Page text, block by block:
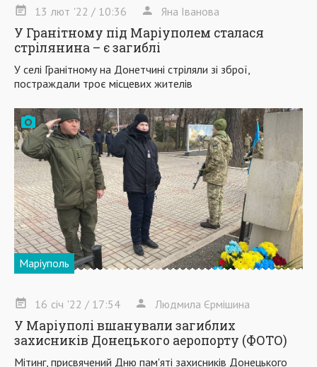
13 лют '22 / 10:36 Яна Іванова
У Гранітному під Маріуполем сталася
стрілянина – є загиблі
У селі Гранітному на Донетчині стріляли зі зброї,
постраждали троє місцевих жителів
Маріуполь
16 січ '22 / 17:54 Людмила Єрмішина
У Маріуполі вшанували загиблих
захисників Донецького аеропорту (ФОТО)
Мітинг, присвячений Дню пам'яті захисників Донецького